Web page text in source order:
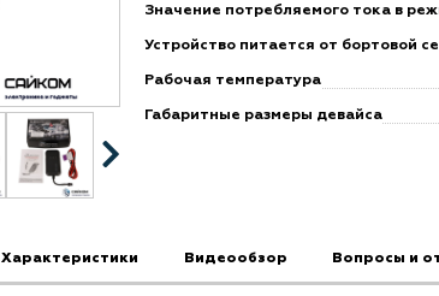
Значение потребляемого тока в
Устройство питается от бортовой
Рабочая температура
Габаритные размеры девайса
Характеристики Видеообзор Вопросы и